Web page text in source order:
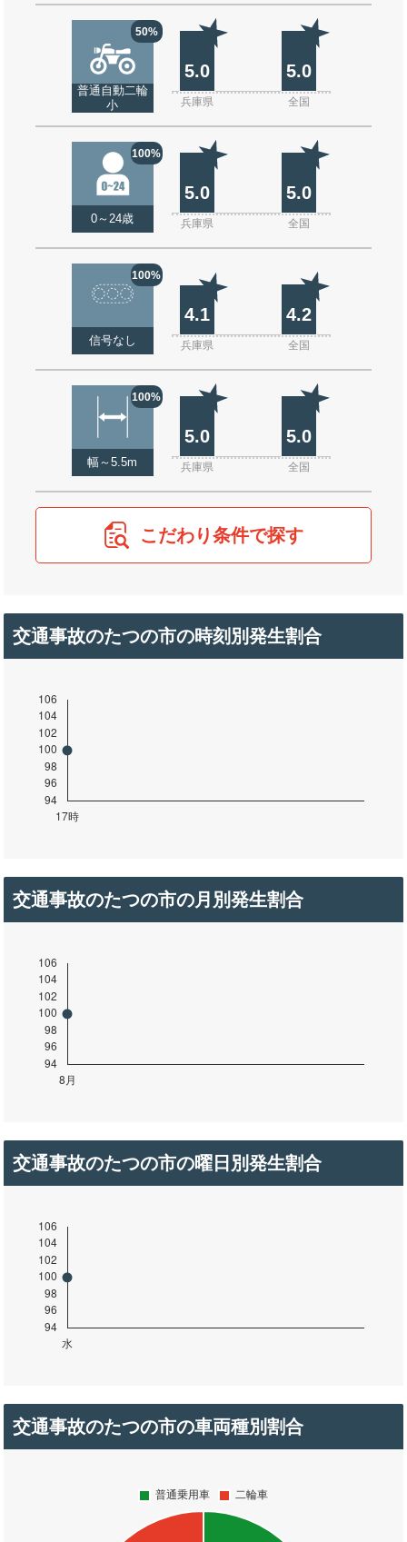
50%
普通自動二輪
小
5.0 5.0
兵庫県 全国
100%
0～24歳
5.0 5.0
兵庫県 全国
100%
信号なし
4.1 4.2
兵庫県 全国
100%
幅～5.5m
5.0 5.0
兵庫県 全国
こだわり条件で探す
交通事故のたつの市の時刻別発生割合
交通事故のたつの市の月別発生割合
交通事故のたつの市の曜日別発生割合
交通事故のたつの市の車両種別割合